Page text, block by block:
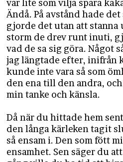
var lite som vilja spara
Ändå. På avstånd hade
gjorde det utan att stanna
storm de drev runt inuti,
vad de sa sig göra. Något
jag längtade efter, inifrån
kunde inte vara så som
den ena till den andra,
min tanke och känsla.
Då när du hittade hem
den långa kärleken tagit
så ensam i. Den som fött
ensamhet. Sen säger du